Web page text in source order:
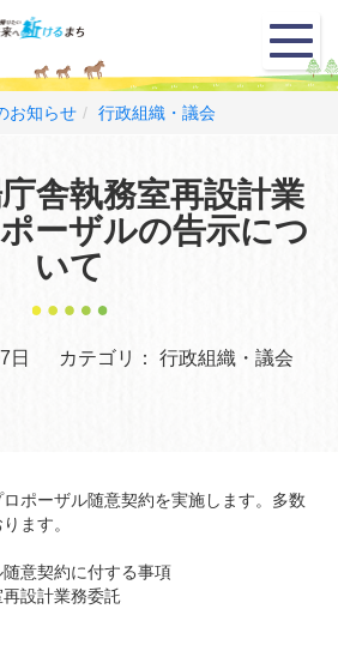
メ
ニ
ュ
お知らせ 行政組織・議会
舎執務室再設計業
ーザルの告示につ
いて
日 カテゴリ：
行政組織・議会
ポーザル随意契約を実施します。多数
ます。
意契約に付する事項
設計業務委託